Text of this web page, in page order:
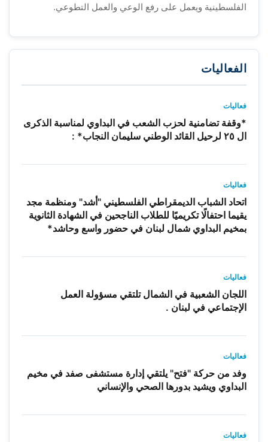
الفلسطينية ويعمل على رفع الوعي والعمل التطوعي.
الفعاليات
فعاليات
*وقفة تضامنية لحزب الشعب في البداوي لمناسبة الذكرى
ال ٢٥ لرحيل القائد الوطني سليمان النجاب* :
فعاليات
اتحاد الشباب الديمقراطي الفلسطيني "أشد" ومنظمة مجد
يقيما احتفالًا تكريميًا للطلاب الناجحين في الشهادة الثانوية
بمخيم البداوي شمال لبنان في حضور واسع وحاشد*
فعاليات
اللجان الشعبية في الشمال تلتقي مسؤولة العمل
الإجتماعي في لبنان .
فعاليات
وفد من حركة "فتح" يلتقي إدارة مستشفى صفد في مخيم
البداوي ويشيد بدورها الصحي والإنساني
فعاليات